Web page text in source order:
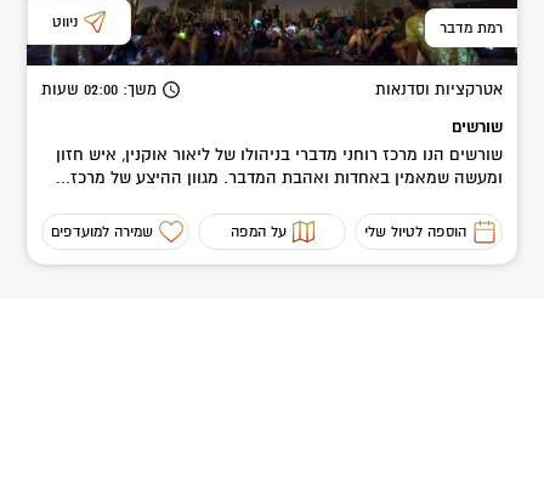
רמת מדבר ניווט
אטרקציות וסדנאות משך: 02:00 שעות
שורשים
שורשים הנו מרכז רוחני מדברי בניהולו של ליאור אוקנין, איש חזון
ומעשה שמאמין באחדות ואהבת המדבר. מגוון ההיצע של מרכז...
הוספה לטיול שלי על המפה שמירה למועדפים